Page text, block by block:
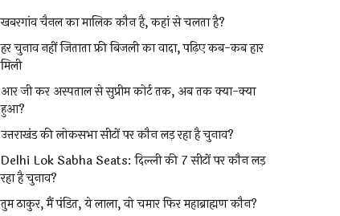
खबरगांव चैनल का मालिक कौन है, कहां से चलता है?
हर चुनाव नहीं जिताता फ्री बिजली का वादा, पढ़िए कब-कब हार
मिली
आर जी कर अस्पताल से सुप्रीम कोर्ट तक, अब तक क्या-क्या
हुआ?
उत्तराखंड की लोकसभा सीटों पर कौन लड़ रहा है चुनाव?
Delhi Lok Sabha Seats: दिल्ली की 7 सीटों पर कौन लड़
रहा है चुनाव?
तुम ठाकुर, मैं पंडित, ये लाला, वो चमार फिर महाब्राह्मण कौन?